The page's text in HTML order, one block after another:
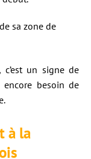
sa zone de
un signe de
encore besoin de
à la